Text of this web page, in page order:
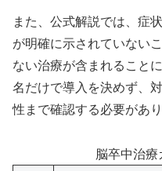
また、公式解説では、症
が明確に示されていない
ない治療が含まれること
名だけで導入を決めず、
性まで確認する必要があり
脳卒中治